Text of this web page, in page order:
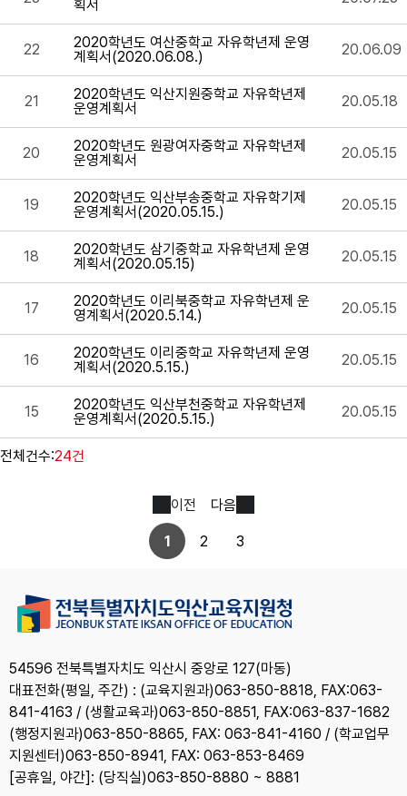
획서
22
2020학년도 여산중학교 자유학년제 운영
계획서(2020.06.08.)
20.06.09
21
2020학년도 익산지원중학교 자유학년제
운영계획서
20.05.18
20
2020학년도 원광여자중학교 자유학년제
운영계획서
20.05.15
19
2020학년도 익산부송중학교 자유학기제
운영계획서(2020.05.15.)
20.05.15
18
2020학년도 삼기중학교 자유학년제 운영
계획서(2020.05.15)
20.05.15
17
2020학년도 이리북중학교 자유학년제 운
영계획서(2020.5.14.)
20.05.15
16
2020학년도 이리중학교 자유학년제 운영
계획서(2020.5.15.)
20.05.15
15
2020학년도 익산부천중학교 자유학년제
운영계획서(2020.5.15.)
20.05.15
전체건수:24건
이전
1 2 3
다음
54596 전북특별자치도 익산시 중앙로 127(마동)
대표전화(평일, 주간) : (교육지원과)063-850-8818, FAX:063-
841-4163 / (생활교육과)063-850-8851, FAX:063-837-1682
(행정지원과)063-850-8865, FAX: 063-841-4160 / (학교업무
지원센터)063-850-8941, FAX: 063-853-8469
[공휴일, 야간]: (당직실)063-850-8880 ~ 8881